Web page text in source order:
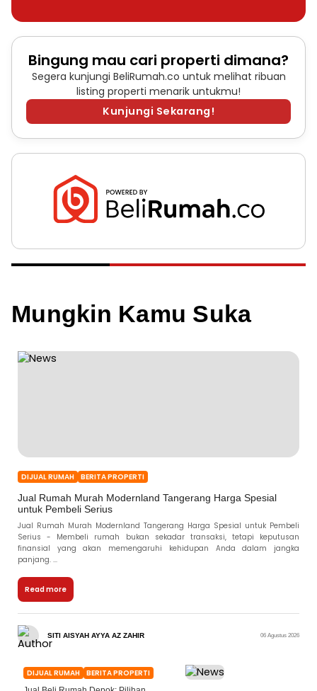
Bingung mau cari properti dimana?
Segera kunjungi BeliRumah.co untuk melihat ribuan
listing properti menarik untukmu!
Kunjungi Sekarang!
Mungkin Kamu Suka
DIJUAL RUMAH BERITA PROPERTI
Jual Rumah Murah Modernland Tangerang Harga Spesial
untuk Pembeli Serius
Jual Rumah Murah Modernland Tangerang Harga Spesial untuk Pembeli
Serius - Membeli rumah bukan sekadar transaksi, tetapi keputusan
finansial yang akan memengaruhi kehidupan Anda dalam jangka
panjang. ...
Read more
SITI AISYAH AYYA AZ ZAHIR 06 Agustus 2026
DIJUAL RUMAH BERITA PROPERTI